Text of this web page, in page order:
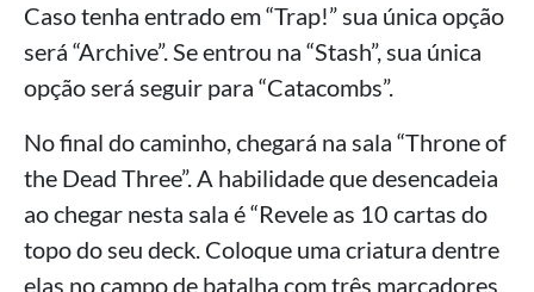
Caso tenha entrado em “Trap!” sua única opção
será “Archive”. Se entrou na “Stash”, sua única
opção será seguir para “Catacombs”.
No final do caminho, chegará na sala “Throne of
the Dead Three”. A habilidade que desencadeia
ao chegar nesta sala é “Revele as 10 cartas do
topo do seu deck. Coloque uma criatura dentre
elas no campo de batalha com três marcadores